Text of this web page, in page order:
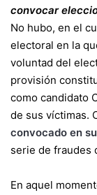
convocar
No hubo, en el
electoral en la
voluntad del
provisión
como candidato
de sus víctimas.
convocado en
serie de fraudes
En aquel